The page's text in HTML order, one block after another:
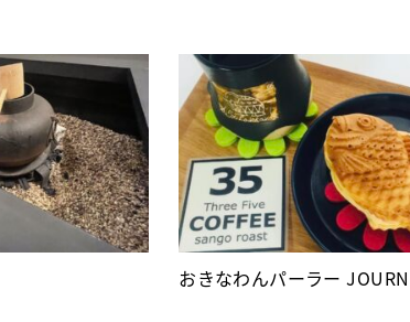
おきなわんパーラー